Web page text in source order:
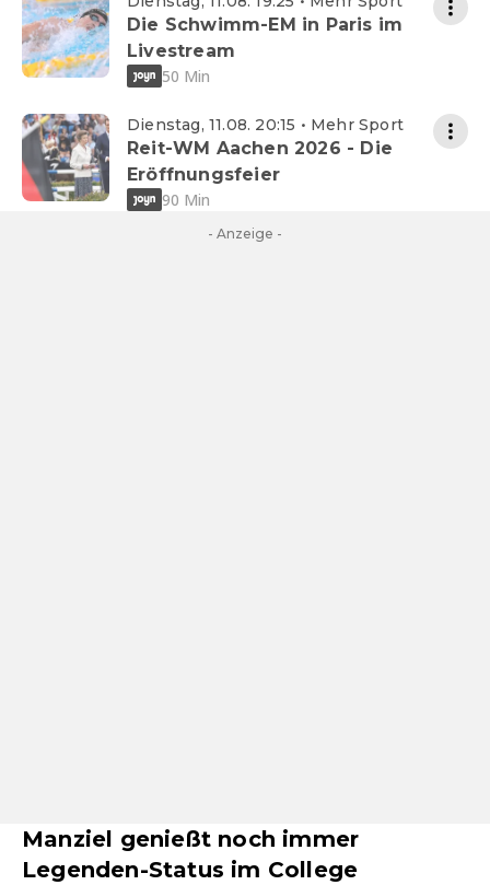
Die Schwimm-EM in Paris im
Livestream
50 Min
Dienstag, 11.08. 20:15 • Mehr Sport
Reit-WM Aachen 2026 - Die
Eröffnungsfeier
90 Min
- Anzeige -
Manziel genießt noch immer
Legenden-Status im College